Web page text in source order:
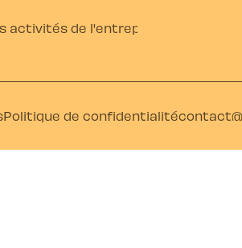
activités de l'entreprise
Politique de confidentialité